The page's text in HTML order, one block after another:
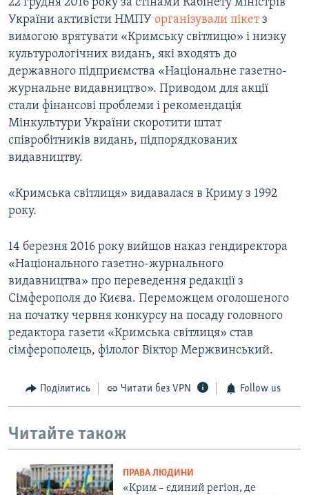
22 грудня 2016 року за стінами Кабінету міністрів
України активісти НМПУ організували пікетз
вимогою врятувати «Кримську світлицю» і низку
культурологічних видань, які входять до
державного підприємства «Національне газетно-
журнальне видавництво». Приводом для акції
стали фінансові проблеми і рекомендація
Мінкультури України скоротити штат
співробітників видань, підпорядкованих
видавництву.
«Кримська світлиця» видавалася в Криму з 1992
року.
14 березня 2016 року вийшов наказ гендиректора
«Національного газетно-журнального
видавництва» про переведення редакції з
Сімферополя до Києва. Переможцем оголошеного
на початку червня конкурсу на посаду головного
редактора газети «Кримська світлиця» став
сімферополець, філолог Віктор Мержвинський.
Поділитись Читати без VPN Follow us
Читайте також
ПРАВА ЛЮДИНИ
«Крим – єдиний регіон, де